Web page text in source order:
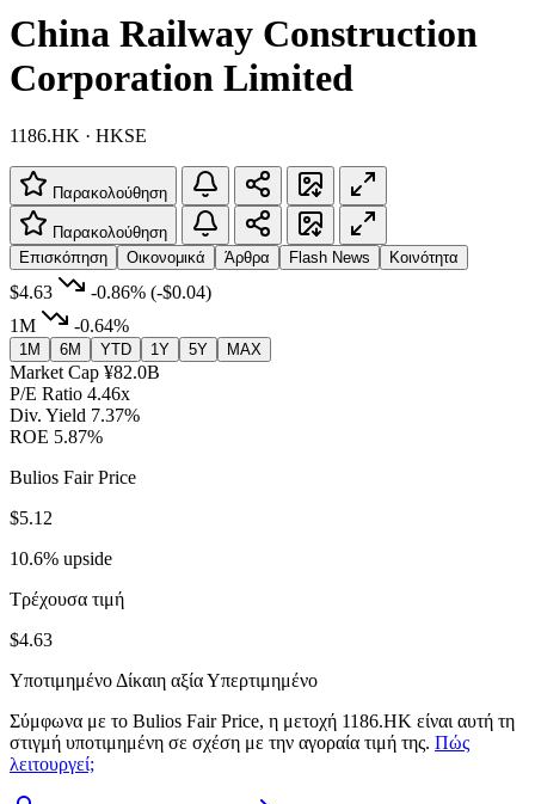
China Railway Construction
Corporation Limited
1186.HK · HKSE
Παρακολούθηση
Παρακολούθηση
Επισκόπηση
Οικονομικά Άρθρα Flash News Κοινότητα
$4.63 -0.86% (-$0.04)
1M
-0.64%
1M 6M YTD 1Y 5Y MAX
Market Cap ¥82.0B
P/E Ratio 4.46x
Div. Yield 7.37%
ROE 5.87%
Bulios Fair Price
$5.12
10.6% upside
Τρέχουσα τιμή
$4.63
Υποτιμημένο Δίκαιη αξίαΥπερτιμημένο
Σύμφωνα με το Bulios Fair Price, η μετοχή 1186.HK είναι αυτή τη
στιγμή υποτιμημένη σε σχέση με την αγοραία τιμή της. Πώς
λειτουργεί;